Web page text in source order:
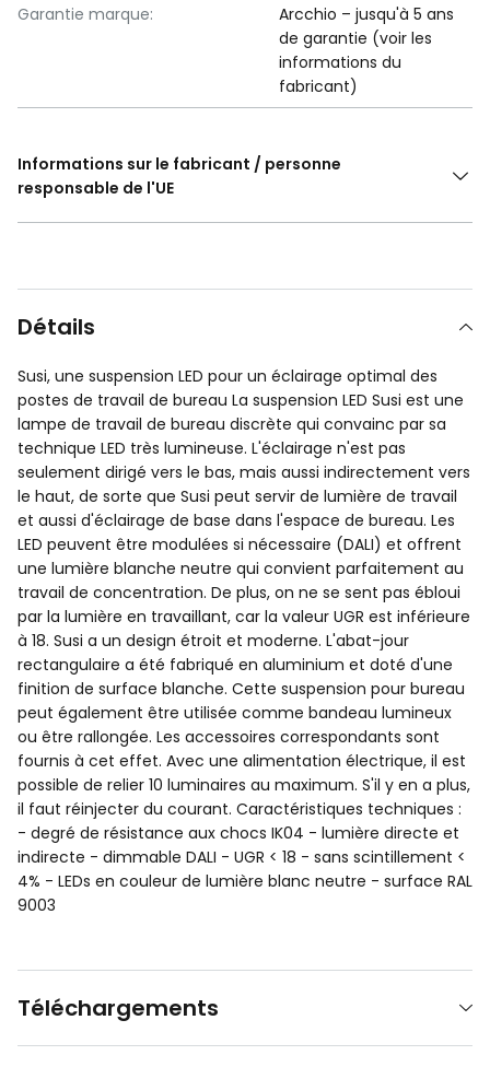
Garantie marque:
Arcchio – jusqu'à 5 ans
de garantie (voir les
informations du
fabricant)
Informations sur le fabricant / personne
responsable de l'UE
Détails
Susi, une suspension LED pour un éclairage optimal des
postes de travail de bureau La suspension LED Susi est une
lampe de travail de bureau discrète qui convainc par sa
technique LED très lumineuse. L'éclairage n'est pas
seulement dirigé vers le bas, mais aussi indirectement vers
le haut, de sorte que Susi peut servir de lumière de travail
et aussi d'éclairage de base dans l'espace de bureau. Les
LED peuvent être modulées si nécessaire (DALI) et offrent
une lumière blanche neutre qui convient parfaitement au
travail de concentration. De plus, on ne se sent pas ébloui
par la lumière en travaillant, car la valeur UGR est inférieure
à 18. Susi a un design étroit et moderne. L'abat-jour
rectangulaire a été fabriqué en aluminium et doté d'une
finition de surface blanche. Cette suspension pour bureau
peut également être utilisée comme bandeau lumineux
ou être rallongée. Les accessoires correspondants sont
fournis à cet effet. Avec une alimentation électrique, il est
possible de relier 10 luminaires au maximum. S'il y en a plus,
il faut réinjecter du courant. Caractéristiques techniques :
- degré de résistance aux chocs IK04 - lumière directe et
indirecte - dimmable DALI - UGR < 18 - sans scintillement <
4% - LEDs en couleur de lumière blanc neutre - surface RAL
9003
Téléchargements